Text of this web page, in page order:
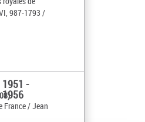
987-1793 /
France / Jean
1951 -
1956